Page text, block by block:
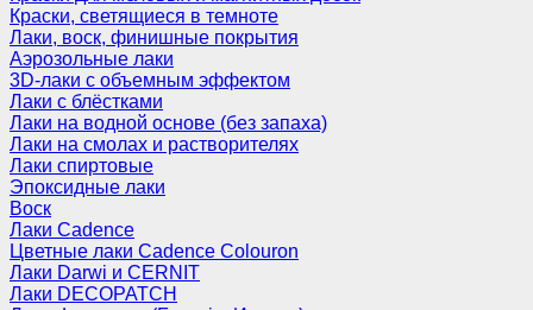
Краски, светящиеся в темноте
Лаки, воск, финишные покрытия
Аэрозольные лаки
3D-лаки с объемным эффектом
Лаки с блёстками
Лаки на водной основе (без запаха)
Лаки на смолах и растворителях
Лаки спиртовые
Эпоксидные лаки
Воск
Лаки Cadence
Цветные лаки Cadence Colouron
Лаки Darwi и CERNIT
Лаки DECOPATCH